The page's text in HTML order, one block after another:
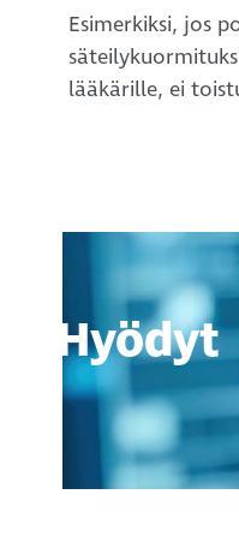
Esimerkiksi, jos
lääkärille, ei
Hyödyt